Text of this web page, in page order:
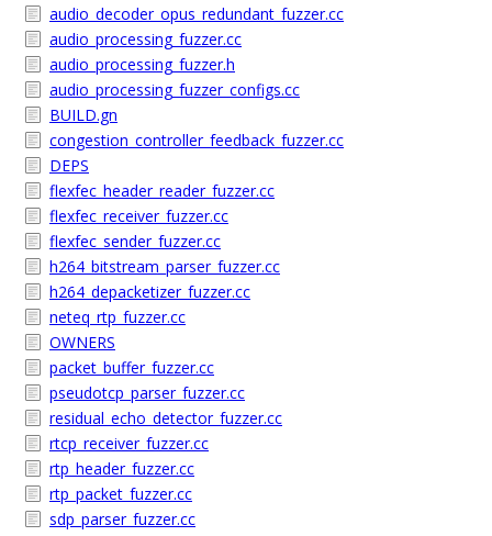
audio_decoder_opus_redundant_fuzzer.cc
audio_processing_fuzzer.cc
audio_processing_fuzzer.h
audio_processing_fuzzer_configs.cc
BUILD.gn
congestion_controller_feedback_fuzzer.cc
DEPS
flexfec_header_reader_fuzzer.cc
flexfec_receiver_fuzzer.cc
flexfec_sender_fuzzer.cc
h264_bitstream_parser_fuzzer.cc
h264_depacketizer_fuzzer.cc
neteq_rtp_fuzzer.cc
OWNERS
packet_buffer_fuzzer.cc
pseudotcp_parser_fuzzer.cc
residual_echo_detector_fuzzer.cc
rtcp_receiver_fuzzer.cc
rtp_header_fuzzer.cc
rtp_packet_fuzzer.cc
sdp_parser_fuzzer.cc